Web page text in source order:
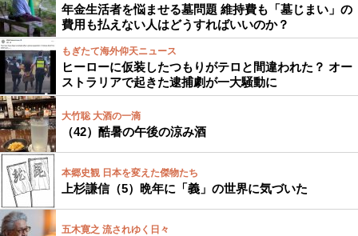
年金生活者を悩ませる墓問題 維持費も「墓じまい」の
費用も払えない人はどうすればいいのか？
もぎたて海外仰天ニュース
ヒーローに仮装したつもりがテロと間違われた？ オー
ストラリアで起きた逮捕劇が一大騒動に
大竹聡 大酒の一滴
（42）酷暑の午後の涼み酒
本郷史観 日本を変えた傑物たち
上杉謙信（5）晩年に「義」の世界に気づいた
五木寛之 流されゆく日々